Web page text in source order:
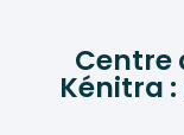
Centre
Kénitra